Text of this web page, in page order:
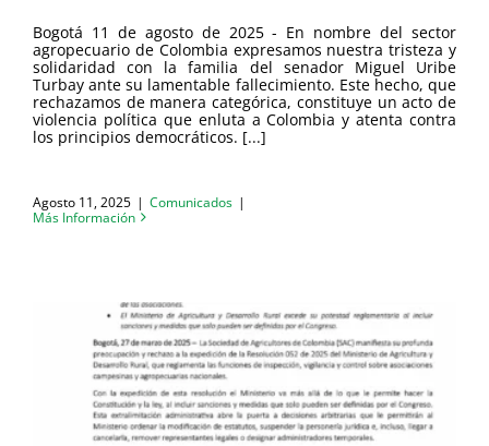
Bogotá 11 de agosto de 2025 - En nombre del sector
agropecuario de Colombia expresamos nuestra tristeza y
solidaridad con la familia del senador Miguel Uribe
Turbay ante su lamentable fallecimiento. Este hecho, que
rechazamos de manera categórica, constituye un acto de
violencia política que enluta a Colombia y atenta contra
los principios democráticos. [...]
Agosto 11, 2025 | Comunicados |
Más Información